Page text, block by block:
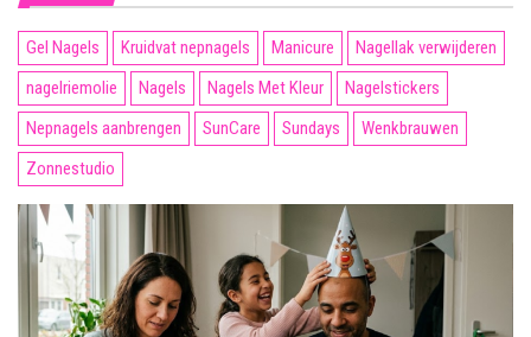
Gel Nagels Kruidvat nepnagels Manicure
Nagellak verwijderen
nagelriemolie
Nagels Nagels Met Kleur
Nagelstickers
Nepnagels aanbrengen
SunCare Sundays
Wenkbrauwen
Zonnestudio